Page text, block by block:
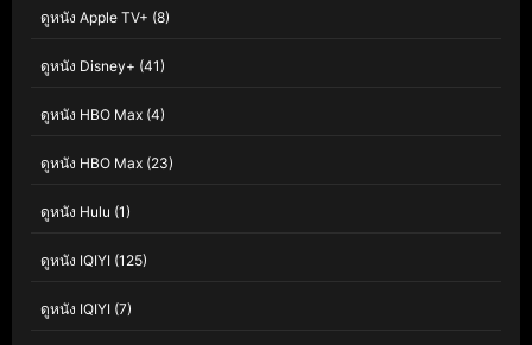
ดูหนัง Apple TV+ (8)
ดูหนัง Disney+ (41)
ดูหนัง HBO Max (4)
ดูหนัง HBO Max (23)
ดูหนัง Hulu (1)
ดูหนัง IQIYI (125)
ดูหนัง IQIYI (7)